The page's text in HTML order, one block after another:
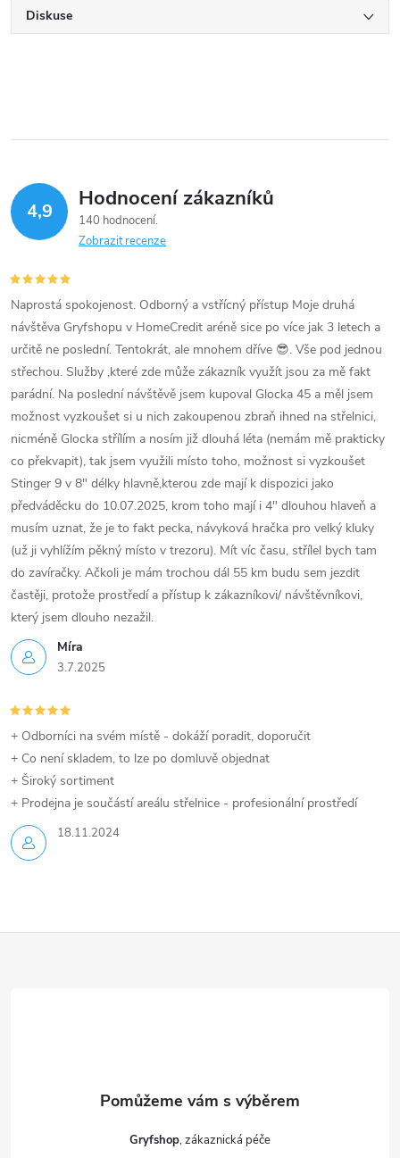
Diskuse
4,9 Hodnocení zákazníků
140 hodnocení
Zobrazit recenze
Míra
3.7.2025
Naprostá spokojenost. Odborný a vstřícný přístup Moje druhá
návštěva Gryfshopu v HomeCredit aréně sice po více jak 3 letech a
určitě ne poslední. Tentokrát, ale mnohem dříve 😎. Vše pod jednou
střechou. Služby ,které zde může zákazník využít jsou za mě fakt
parádní. Na poslední návštěvě jsem kupoval Glocka 45 a měl jsem
možnost vyzkoušet si u nich zakoupenou zbraň ihned na střelnici,
nicméně Glocka střílím a nosím již dlouhá léta (nemám mě prakticky
co překvapit), tak jsem využili místo toho, možnost si vyzkoušet
Stinger 9 v 8" délky hlavně,kterou zde mají k dispozici jako
předváděcku do 10.07.2025, krom toho mají i 4" dlouhou hlaveň a
musím uznat, že je to fakt pecka, návyková hračka pro velký kluky
(už ji vyhlížím pěkný místo v trezoru). Mít víc času, střílel bych tam
do zavíračky. Ačkoli je mám trochou dál 55 km budu sem jezdit
častěji, protože prostředí a přístup k zákazníkovi/ návštěvníkovi,
který jsem dlouho nezažil.
18.11.2024
+ Odborníci na svém místě - dokáží poradit, doporučit
+ Co není skladem, to lze po domluvě objednat
+ Široký sortiment
+ Prodejna je součástí areálu střelnice - profesionální prostředí
Gryfshop